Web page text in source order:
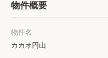
物件概要
物件名
カカオ円山